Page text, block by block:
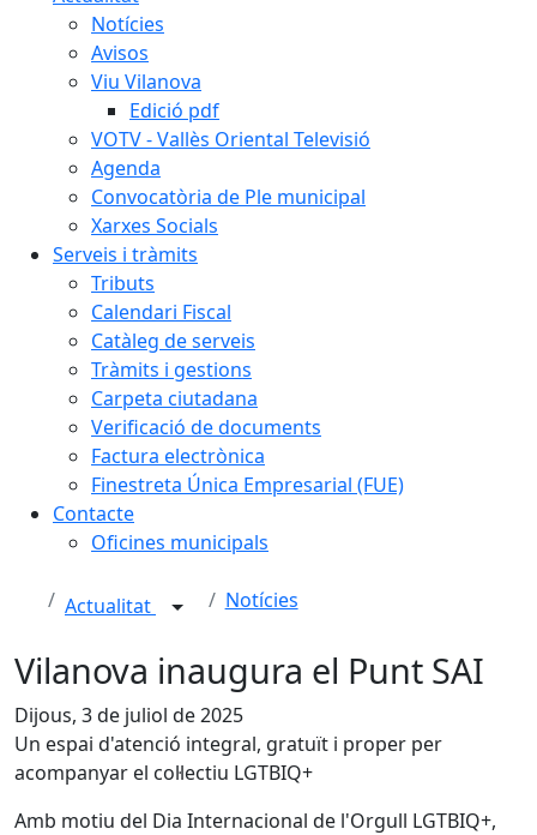
Notícies
Avisos
Viu Vilanova
Edició pdf
VOTV - Vallès Oriental Televisió
Agenda
Convocatòria de Ple municipal
Xarxes Socials
Serveis i tràmits
Tributs
Calendari Fiscal
Catàleg de serveis
Tràmits i gestions
Carpeta ciutadana
Verificació de documents
Factura electrònica
Finestreta Única Empresarial (FUE)
Contacte
Oficines municipals
Actualitat Notícies
Vilanova inaugura el Punt SAI
Dijous, 3 de juliol de 2025
Un espai d'atenció integral, gratuït i proper per
acompanyar el col·lectiu LGTBIQ+
Amb motiu del Dia Internacional de l'Orgull LGTBIQ+,